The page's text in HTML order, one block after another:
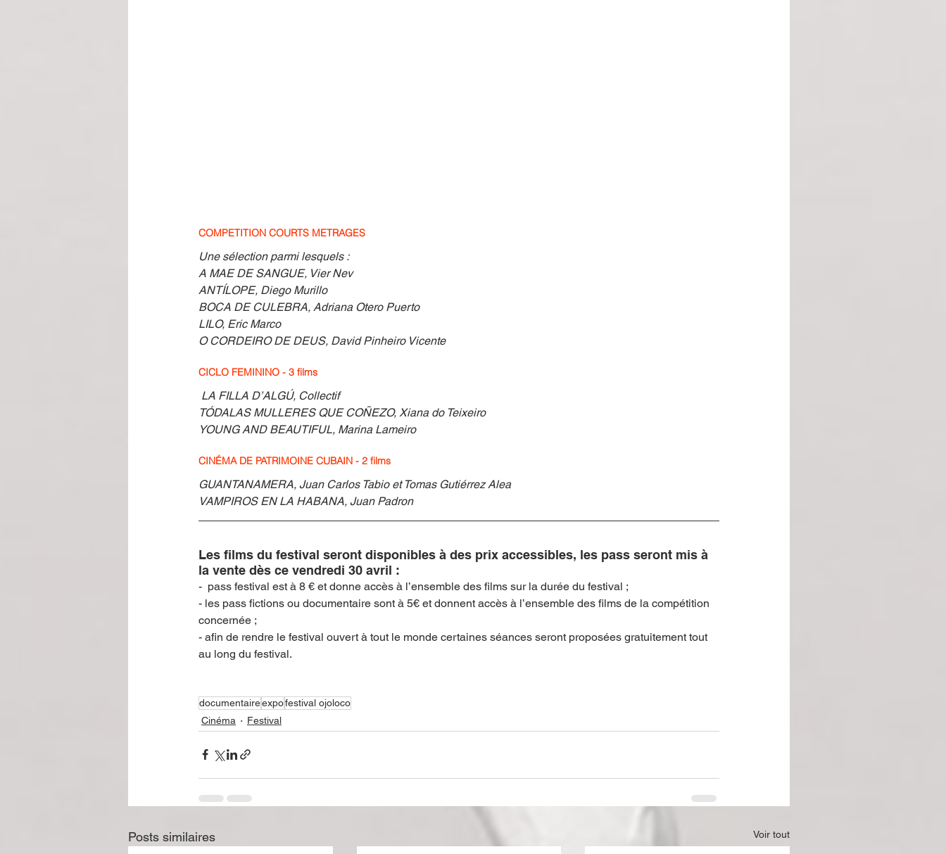
COMPETITION COURTS METRAGES
Une sélection parmi lesquels :
A MAE DE SANGUE, Vier Nev
ANTÍLOPE, Diego Murillo
BOCA DE CULEBRA, Adriana Otero Puerto
LILO, Eric Marco
O CORDEIRO DE DEUS, David Pinheiro Vicente
CICLO FEMININO - 3 films
LA FILLA D’ALGÚ, Collectif
TÓDALAS MULLERES QUE COÑEZO, Xiana do Teixeiro
YOUNG AND BEAUTIFUL, Marina Lameiro
CINÉMA DE PATRIMOINE CUBAIN - 2 films
GUANTANAMERA, Juan Carlos Tabio et Tomas Gutiérrez Alea
VAMPIROS EN LA HABANA, Juan Padron
Les films du festival seront disponibles à des prix accessibles, les pass seront mis à
la vente dès ce vendredi 30 avril :
-  pass festival est à 8 € et donne accès à l’ensemble des films sur la durée du festival ;
- les pass fictions ou documentaire sont à 5€ et donnent accès à l’ensemble des films de la compétition
concernée ;
- afin de rendre le festival ouvert à tout le monde certaines séances seront proposées gratuitement tout
au long du festival.
documentaireexpofestival ojoloco
Cinéma
Festival
Posts similaires Voir tout